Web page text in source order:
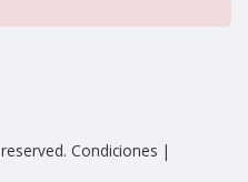
Condiciones |